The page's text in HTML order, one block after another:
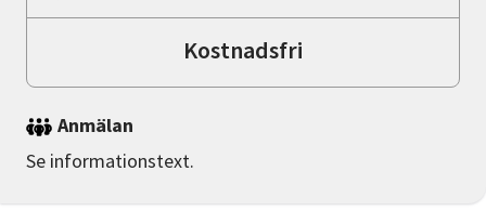
Kostnadsfri
Anmälan
Se informationstext.